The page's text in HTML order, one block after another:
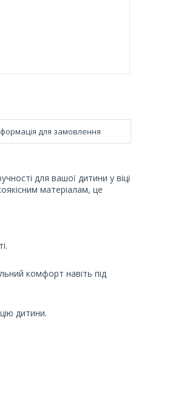
для замовлення
для вашої дитини у віці
матеріалам, це
комфорт навіть під
дитини.